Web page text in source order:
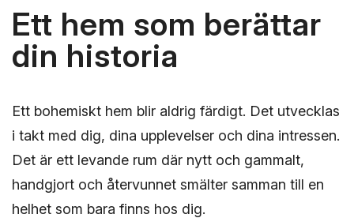
Ett hem som berättar
din historia
Ett bohemiskt hem blir aldrig färdigt. Det utvecklas
i takt med dig, dina upplevelser och dina intressen.
Det är ett levande rum där nytt och gammalt,
handgjort och återvunnet smälter samman till en
helhet som bara finns hos dig.